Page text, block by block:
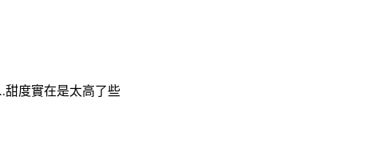
甜度實在是太高了些